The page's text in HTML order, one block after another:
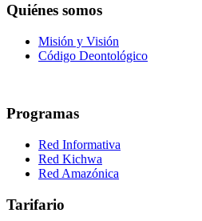
Quiénes somos
Misión y Visión
Código Deontológico
Programas
Red Informativa
Red Kichwa
Red Amazónica
Tarifario